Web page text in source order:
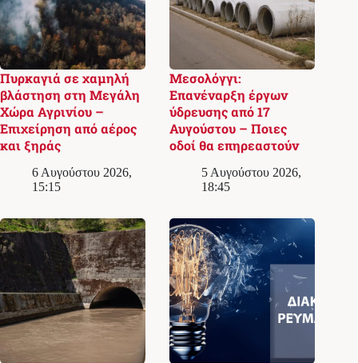
Πυρκαγιά σε χαμηλή
βλάστηση στη Μεγάλη
Χώρα Αγρινίου –
Επιχείρηση από αέρος
και ξηράς
6 Αυγούστου 2026,
15:15
Μεσολόγγι:
Επανέναρξη έργων
ύδρευσης από 17
Αυγούστου – Ποιες
οδοί θα επηρεαστούν
5 Αυγούστου 2026,
18:45